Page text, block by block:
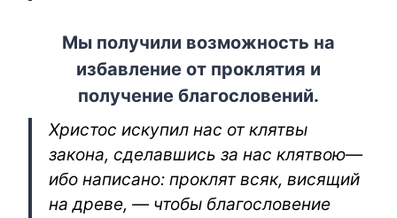
Мы получили возможность на
избавление от проклятия и
получение благословений.
Христос искупил нас от клятвы
закона, сделавшись за нас клятвою—
ибо написано: проклят всяк, висящий
на древе, — чтобы благословение